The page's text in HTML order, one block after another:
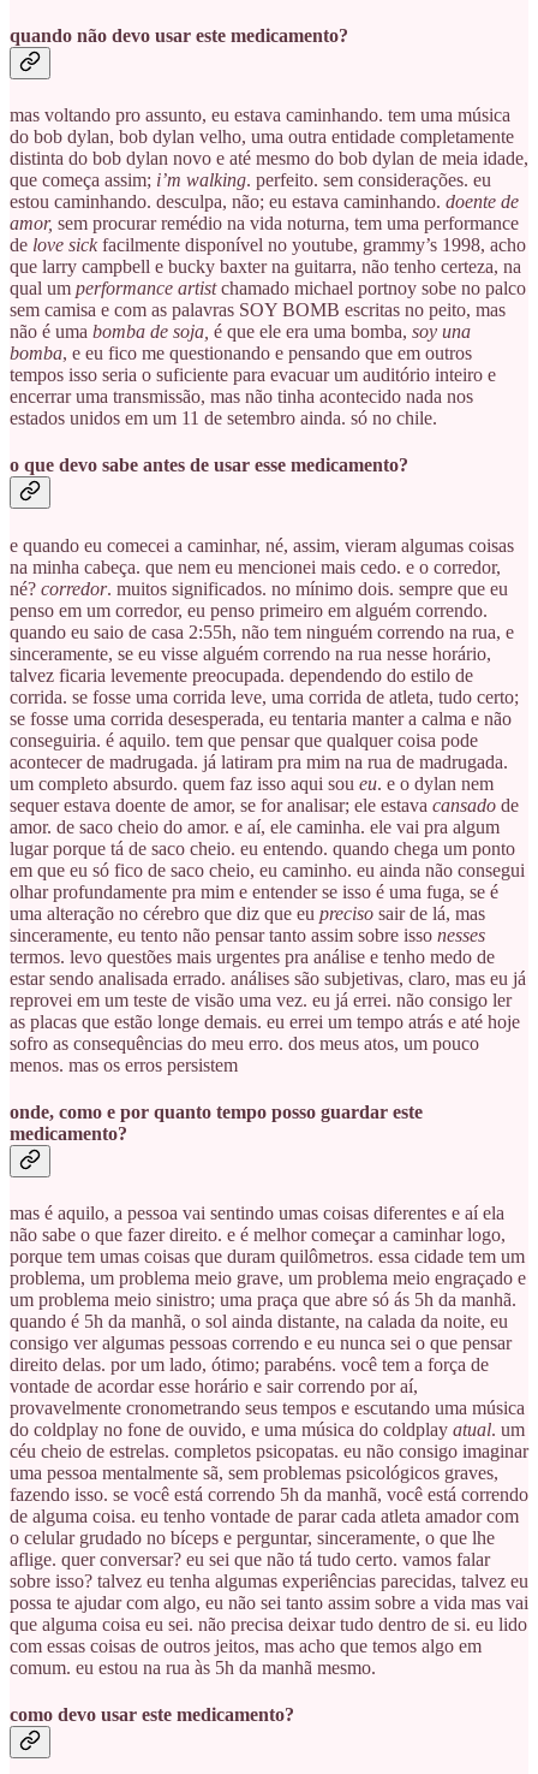
quando não devo usar este medicamento?
mas voltando pro assunto, eu estava caminhando. tem uma música
do bob dylan, bob dylan velho, uma outra entidade completamente
distinta do bob dylan novo e até mesmo do bob dylan de meia idade,
que começa assim; i’m walking. perfeito. sem considerações. eu
estou caminhando. desculpa, não; eu estava caminhando. doente de
amor, sem procurar remédio na vida noturna, tem uma performance
de love sick facilmente disponível no youtube, grammy’s 1998, acho
que larry campbell e bucky baxter na guitarra, não tenho certeza, na
qual um performance artistchamado michael portnoy sobe no palco
sem camisa e com as palavras SOY BOMB escritas no peito, mas
não é uma bomba de soja, é que ele era uma bomba, soy una
bomba, e eu fico me questionando e pensando que em outros
tempos isso seria o suficiente para evacuar um auditório inteiro e
encerrar uma transmissão, mas não tinha acontecido nada nos
estados unidos em um 11 de setembro ainda. só no chile.
o que devo sabe antes de usar esse medicamento?
e quando eu comecei a caminhar, né, assim, vieram algumas coisas
na minha cabeça. que nem eu mencionei mais cedo. e o corredor,
né? corredor. muitos significados. no mínimo dois. sempre que eu
penso em um corredor, eu penso primeiro em alguém correndo.
quando eu saio de casa 2:55h, não tem ninguém correndo na rua, e
sinceramente, se eu visse alguém correndo na rua nesse horário,
talvez ficaria levemente preocupada. dependendo do estilo de
corrida. se fosse uma corrida leve, uma corrida de atleta, tudo certo;
se fosse uma corrida desesperada, eu tentaria manter a calma e não
conseguiria. é aquilo. tem que pensar que qualquer coisa pode
acontecer de madrugada. já latiram pra mim na rua de madrugada.
um completo absurdo. quem faz isso aqui sou eu. e o dylan nem
sequer estava doente de amor, se for analisar; ele estava cansado de
amor. de saco cheio do amor. e aí, ele caminha. ele vai pra algum
lugar porque tá de saco cheio. eu entendo. quando chega um ponto
em que eu só fico de saco cheio, eu caminho. eu ainda não consegui
olhar profundamente pra mim e entender se isso é uma fuga, se é
uma alteração no cérebro que diz que eu preciso sair de lá, mas
sinceramente, eu tento não pensar tanto assim sobre isso nesses
termos. levo questões mais urgentes pra análise e tenho medo de
estar sendo analisada errado. análises são subjetivas, claro, mas eu já
reprovei em um teste de visão uma vez. eu já errei. não consigo ler
as placas que estão longe demais. eu errei um tempo atrás e até hoje
sofro as consequências do meu erro. dos meus atos, um pouco
menos. mas os erros persistem
onde, como e por quanto tempo posso guardar este
medicamento?
mas é aquilo, a pessoa vai sentindo umas coisas diferentes e aí ela
não sabe o que fazer direito. e é melhor começar a caminhar logo,
porque tem umas coisas que duram quilômetros. essa cidade tem um
problema, um problema meio grave, um problema meio engraçado e
um problema meio sinistro; uma praça que abre só ás 5h da manhã.
quando é 5h da manhã, o sol ainda distante, na calada da noite, eu
consigo ver algumas pessoas correndo e eu nunca sei o que pensar
direito delas. por um lado, ótimo; parabéns. você tem a força de
vontade de acordar esse horário e sair correndo por aí,
provavelmente cronometrando seus tempos e escutando uma música
do coldplay no fone de ouvido, e uma música do coldplay atual. um
céu cheio de estrelas. completos psicopatas. eu não consigo imaginar
uma pessoa mentalmente sã, sem problemas psicológicos graves,
fazendo isso. se você está correndo 5h da manhã, você está correndo
de alguma coisa. eu tenho vontade de parar cada atleta amador com
o celular grudado no bíceps e perguntar, sinceramente, o que lhe
aflige. quer conversar? eu sei que não tá tudo certo. vamos falar
sobre isso? talvez eu tenha algumas experiências parecidas, talvez eu
possa te ajudar com algo, eu não sei tanto assim sobre a vida mas vai
que alguma coisa eu sei. não precisa deixar tudo dentro de si. eu lido
com essas coisas de outros jeitos, mas acho que temos algo em
comum. eu estou na rua às 5h da manhã mesmo.
como devo usar este medicamento?